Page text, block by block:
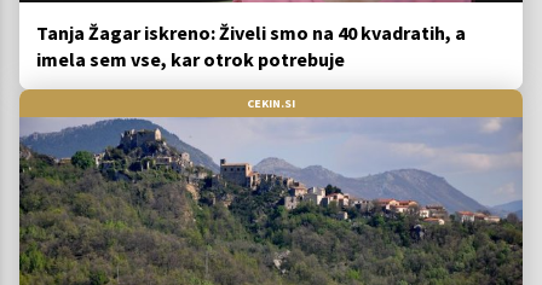
Tanja Žagar iskreno: Živeli smo na 40 kvadratih, a
imela sem vse, kar otrok potrebuje
CEKIN.SI